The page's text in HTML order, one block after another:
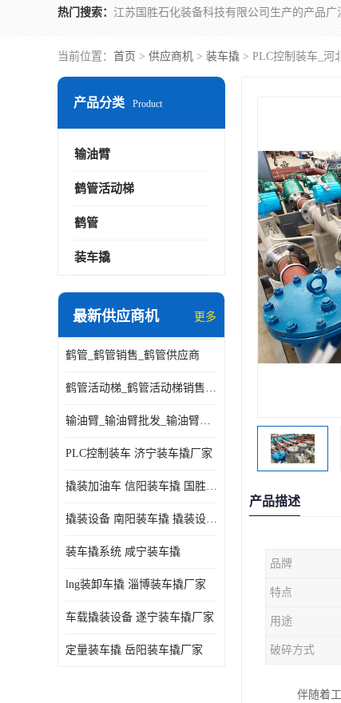
热门搜索：
当前位置： 首页 > 供应商机 > 装车撬 > PLC控制装车_河
产品分类 Product
输油臂
鹤管活动梯
鹤管
装车撬
最新供应商机 更多
鹤管_鹤管销售_鹤管供应商
鹤管活动梯_鹤管活动梯销售_鹤管活动梯供应商
输油臂_输油臂批发_输油臂厂家
PLC控制装车 济宁装车撬厂家
撬装加油车 信阳装车撬 国胜装备
撬装设备 南阳装车撬 撬装设备 定量控制
装车撬系统 咸宁装车撬
lng装卸车撬 淄博装车撬厂家
车载撬装设备 遂宁装车撬厂家
定量装车撬 岳阳装车撬厂家
产品描述
品牌
特点
用途
破碎方式
伴随着